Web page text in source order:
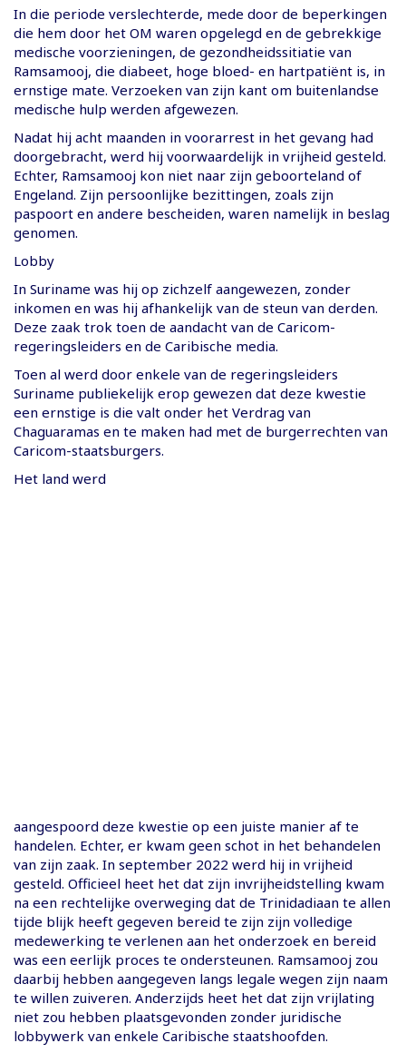
In die periode verslechterde, mede door de beperkingen
die hem door het OM waren opgelegd en de gebrekkige
medische voorzieningen, de gezondheidssitiatie van
Ramsamooj, die diabeet, hoge bloed- en hartpatiënt is, in
ernstige mate. Verzoeken van zijn kant om buitenlandse
medische hulp werden afgewezen.
Nadat hij acht maanden in voorarrest in het gevang had
doorgebracht, werd hij voorwaardelijk in vrijheid gesteld.
Echter, Ramsamooj kon niet naar zijn geboorteland of
Engeland. Zijn persoonlijke bezittingen, zoals zijn
paspoort en andere bescheiden, waren namelijk in beslag
genomen.
Lobby
In Suriname was hij op zichzelf aangewezen, zonder
inkomen en was hij afhankelijk van de steun van derden.
Deze zaak trok toen de aandacht van de Caricom-
regeringsleiders en de Caribische media.
Toen al werd door enkele van de regeringsleiders
Suriname publiekelijk erop gewezen dat deze kwestie
een ernstige is die valt onder het Verdrag van
Chaguaramas en te maken had met de burgerrechten van
Caricom-staatsburgers.
Het land werd
aangespoord deze kwestie op een juiste manier af te
handelen. Echter, er kwam geen schot in het behandelen
van zijn zaak. In september 2022 werd hij in vrijheid
gesteld. Officieel heet het dat zijn invrijheidstelling kwam
na een rechtelijke overweging dat de Trinidadiaan te allen
tijde blijk heeft gegeven bereid te zijn zijn volledige
medewerking te verlenen aan het onderzoek en bereid
was een eerlijk proces te ondersteunen. Ramsamooj zou
daarbij hebben aangegeven langs legale wegen zijn naam
te willen zuiveren. Anderzijds heet het dat zijn vrijlating
niet zou hebben plaatsgevonden zonder juridische
lobbywerk van enkele Caribische staatshoofden.